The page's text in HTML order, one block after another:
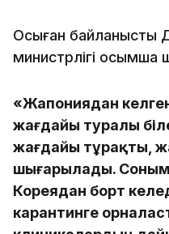
Осыған байланысты
министрлігі қосымша
«Жапониядан
жағдайы туралы
жағдайы тұрақты,
шығарылады.
Кореядан борт
карантинге